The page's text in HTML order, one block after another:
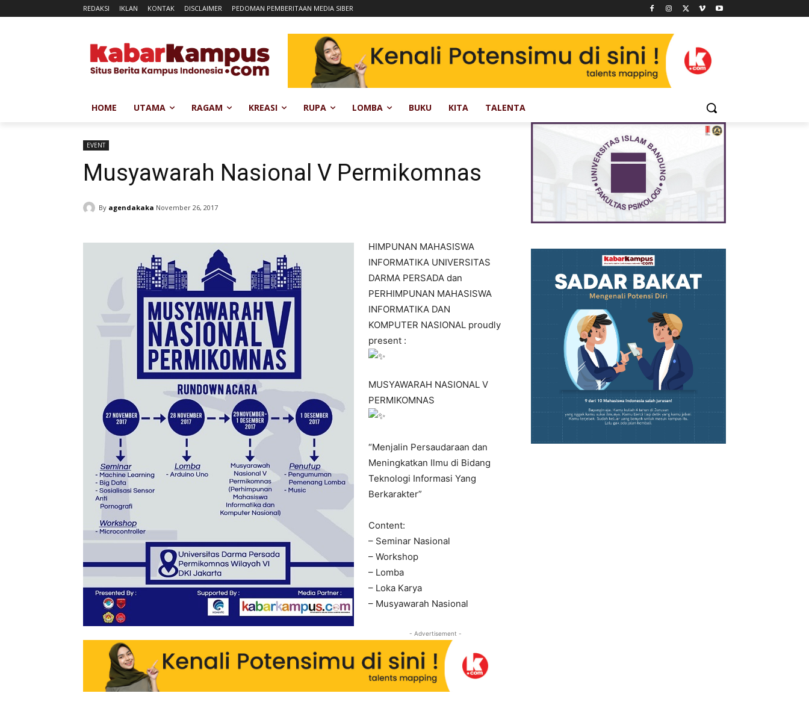
REDAKSI IKLAN KONTAK DISCLAIMER PEDOMAN PEMBERITAAN MEDIA SIBER
HOME UTAMA RAGAM KREASI RUPA LOMBA BUKU KITA TALENTA
EVENT
Musyawarah Nasional V Permikomnas
By agendakaka November 26, 2017
HIMPUNAN MAHASISWA
INFORMATIKA UNIVERSITAS
DARMA PERSADA dan
PERHIMPUNAN MAHASISWA
INFORMATIKA DAN
KOMPUTER NASIONAL proudly
present :
MUSYAWARAH NASIONAL V
PERMIKOMNAS
“Menjalin Persaudaraan dan
Meningkatkan Ilmu di Bidang
Teknologi Informasi Yang
Berkarakter”
Content:
– Seminar Nasional
– Workshop
– Lomba
– Loka Karya
– Musyawarah Nasional
- Advertisement -